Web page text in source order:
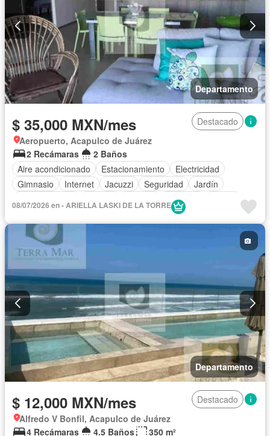
Departamento
$ 35,000 MXN/mes
Destacado
Aeropuerto, Acapulco de Juárez
2 Recámaras
2 Baños
Aire acondicionado
Estacionamiento
Electricidad
Gimnasio
Internet Jacuzzi Seguridad
Jardín
Elevador
Acceso para personas con discapacidad
Cocina equipada
Zona infantil
Recámara con closet
Permite niños
08/07/2026 en - ARIELLA LASKI DE LA TORRE
Departamento
$ 12,000 MXN/mes
Destacado
Alfredo V Bonfil, Acapulco de Juárez
4 Recámaras
4.5 Baños
350 m²